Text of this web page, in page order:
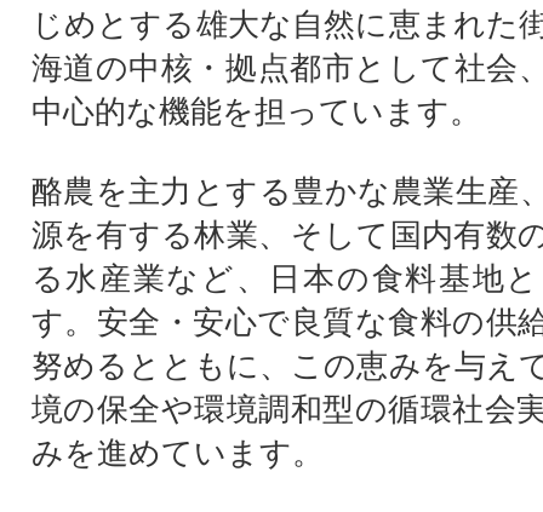
じめとする雄大な自然に恵まれた
海道の中核・拠点都市として社会
中心的な機能を担っています。
酪農を主力とする豊かな農業生産
源を有する林業、そして国内有数
る水産業など、日本の食料基地
す。安全・安心で良質な食料の供
努めるとともに、この恵みを与え
境の保全や環境調和型の循環社会
みを進めています。